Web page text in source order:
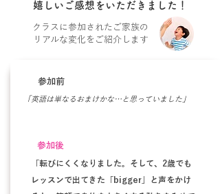
嬉しい​ご感想をいただきました！
クラスに参加されたご家族の
リアルな変化をご紹介します
参加前
「英語は単なるおまけかな…と思っていました」
参加後
「転びにくくなりました。そして、2歳でも
レッスンで出てきた「bigger」と声をかけ